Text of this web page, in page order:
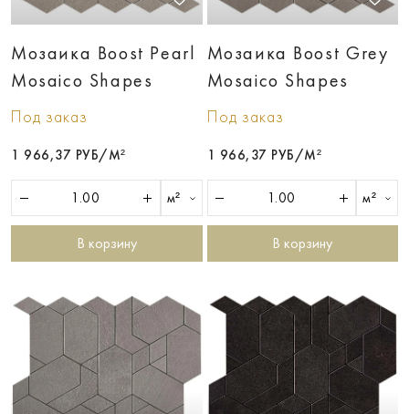
Мозаика Boost Pearl
Mosaico Shapes
Под заказ
1 966,37 РУБ/М²
м²
В корзину
Мозаика Boost Grey
Mosaico Shapes
Под заказ
1 966,37 РУБ/М²
м²
В корзину